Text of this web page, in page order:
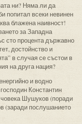
ни? Няма ли да
попитал всеки невинен
блажена наивност!
за Западна
сто процента държавно
достойнство и
в случая се състои в
на друга нация?
и водно
Константин
Шушуков (поради
(заради послушанието